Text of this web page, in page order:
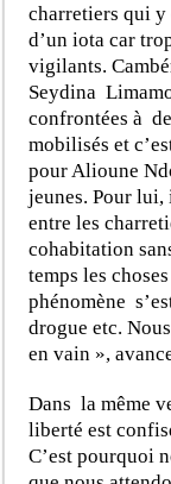
charretiers qui
d’un iota car
vigilants.
Seydina
confrontées à
mobilisés et
pour Alioune
jeunes. Pour
entre les
cohabitation
temps les
phénomène
drogue etc.
en vain »,
Dans la même
liberté est
C’est pourquoi